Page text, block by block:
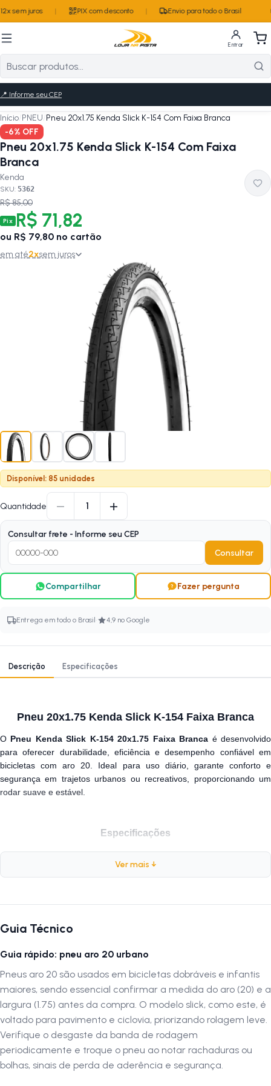
sem juros PIX com desconto Envio para todo o Brasil
Entrar
📍 Informe seu CEP
Início/PNEU/Pneu 20x1.75 Kenda Slick K-154 Com Faixa Branca
-6% OFF
Pneu 20x1.75 Kenda Slick K-154 Com Faixa
Branca
Kenda
SKU: 5362
R$ 85,00
Pix R$ 71,82
ou R$ 79,80 no cartão
em até2xsem juros
Disponível: 85 unidades
Quantidade − 1 +
Consultar frete - Informe seu CEP
Consultar
Compartilhar Fazer pergunta
Entrega em todo o Brasil · 4,9 no Google
Descrição Especificações
Pneu 20x1.75 Kenda Slick K-154 Faixa Branca
O Pneu Kenda Slick K-154 20x1.75 Faixa Branca é desenvolvido
para oferecer durabilidade, eficiência e desempenho confiável em
bicicletas com aro 20. Ideal para uso diário, garante conforto e
segurança em trajetos urbanos ou recreativos, proporcionando um
rodar suave e estável.
Especificações
Marca:Kenda
Slick K-154 Faixa Branca
Construção:Arame
Por que escolher o Pneu Kenda Slick K-154 20x1.75
OPneu Kenda Slick K-154 20x1.75 Faixa Branca oferece
resistência e estabilidade, garantindo segurança e confiabilidade em
bicicletas com aro 20. Sua construção em arame proporciona
durabilidade, tornando-o ideal para uso diário e passeios recreativos,
com excelente aderência e conforto.
Ver mais ↓
Guia Técnico
Guia rápido: pneu aro 20 urbano
Pneus aro 20 são usados em bicicletas dobráveis e infantis
maiores, sendo essencial confirmar a medida do aro (20) e a
largura (1.75) antes da compra. O modelo slick, como este, é
voltado para pavimento e ciclovia, priorizando rolagem leve.
Verifique o desgaste da banda de rodagem
periodicamente e troque o pneu ao notar rachaduras ou
bolhas, sinais de perda de aderência e segurança.